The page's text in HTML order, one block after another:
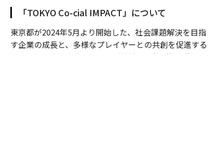
「TOKYO Co-cial IMPACT」について
東京都が2024年5月より開始した、社会課題解決を目指
す企業の成長と、多様なプレイヤーとの共創を促進する
プロジェクト。本事業では、「持続可能性（社会的イン